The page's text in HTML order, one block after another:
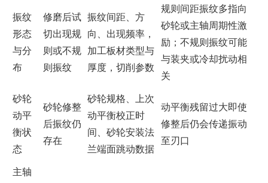
振纹
形态
与分
布
修磨后试
切出现规
则或不规
则振纹
振纹间距、方
向、出现频率，
加工板材类型与
厚度，切削参数
规则间距振纹多指向
砂轮或主轴周期性激
励；不规则振纹可能
与装夹或冷却扰动相
关
砂轮
动平
衡状
态
砂轮修整
后振纹仍
存在
砂轮规格、上次
动平衡校正时
间、砂轮安装法
兰端面跳动数据
动平衡残留过大即使
修整后仍会传递振动
至刃口
主轴